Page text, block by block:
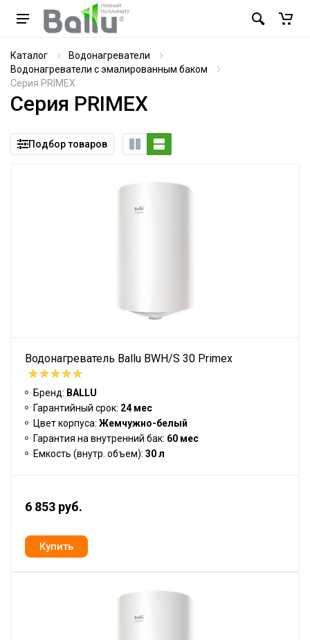
Каталог
Водонагреватели
Водонагреватели с эмалированным баком
Серия PRIMEX
Серия PRIMEX
Подбор товаров
Водонагреватель Ballu BWH/S 30 Primex
Бренд: BALLU
Гарантийный срок: 24 мес
Цвет корпуса: Жемчужно-белый
Гарантия на внутренний бак: 60 мес
Емкость (внутр. объем): 30 л
6 853 руб.